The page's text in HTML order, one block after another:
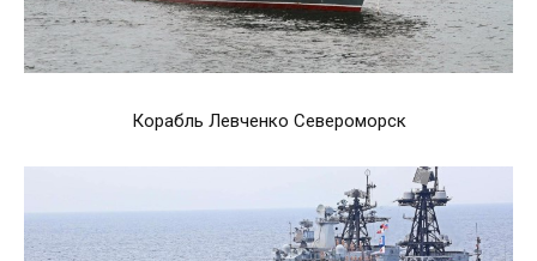
Корабль Левченко Североморск